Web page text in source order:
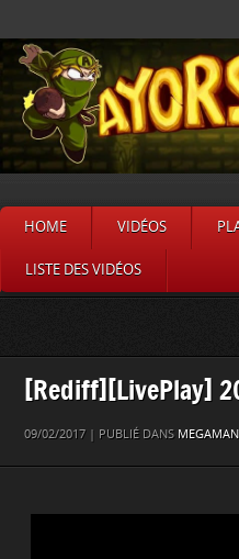
HOME VIDÉOS
LISTE DES VIDÉOS
[Rediff][LivePlay]
09/02/2017 | PUBLIÉ DANS MEGAMAN